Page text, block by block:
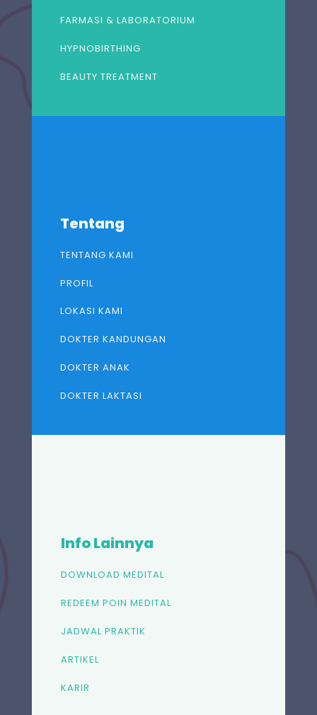
FARMASI & LABORATORIUM
HYPNOBIRTHING
BEAUTY TREATMENT
Tentang
TENTANG KAMI
PROFIL
LOKASI KAMI
DOKTER KANDUNGAN
DOKTER ANAK
DOKTER LAKTASI
Info Lainnya
DOWNLOAD MEDITAL
REDEEM POIN MEDITAL
JADWAL PRAKTIK
ARTIKEL
KARIR